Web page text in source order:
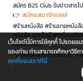
สมัคร B2S Club รับข่าวสาร
👉 สมัครสมาชิกเลย!
#ร้านหนังสือ #ร้านขายหนังสื
หนังสือ ออนไลน์ #เครื่องเขี
เขียนใกล้ฉัน
*เงื่อนไขเป็นไปตามที่บริษัทฯ
เว็บไซต์นี้มีการใช้คุกกี้ โปรดย
ของท่าน ท่านสามารถศึกษาวิธี
คุกกี้ของเราที่นี่